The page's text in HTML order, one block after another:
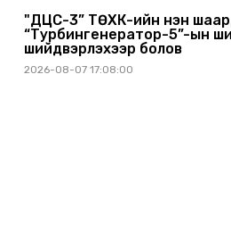
"ДЦС-3” ТӨХК-ийн нэн
“Турбингенератор-5”-ын
шийдвэрлэхээр болов
2026-08-07 17:08:00